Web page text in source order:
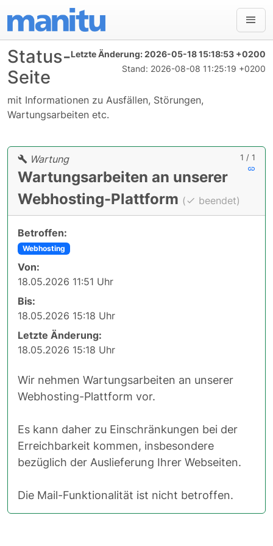
Letzte Änderung:2026-05-18 15:18:53 +0200
Stand: 2026-08-08 11:25:19 +0200
Status-
Seite
mit Informationen zu Ausfällen, Störungen,
Wartungsarbeiten etc.
1 / 1
Wartung
Wartungsarbeiten an unserer
Webhosting-Plattform ( beendet)
Betroffen:
Webhosting
Von:
18.05.2026 11:51 Uhr
Bis:
18.05.2026 15:18 Uhr
Letzte Änderung:
18.05.2026 15:18 Uhr
Wir nehmen Wartungsarbeiten an unserer
Webhosting-Plattform vor.
Es kann daher zu Einschränkungen bei der
Erreichbarkeit kommen, insbesondere
bezüglich der Auslieferung Ihrer Webseiten.
Die Mail-Funktionalität ist nicht betroffen.